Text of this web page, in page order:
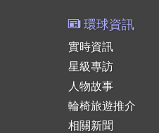
環球資訊
實時資訊
星級專訪
人物故事
輪椅旅遊推介
相關新聞